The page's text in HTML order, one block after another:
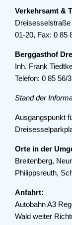
Verkehrsamt &
Dreisesselstraße
01-20, Fax: 0 85
Berggasthof
Inh. Frank
Telefon: 0 85
Stand der
Ausgangspunkt
Orte in der
Breitenberg,
Philippsreuth,
Anfahrt:
Autobahn A3
Wald weiter